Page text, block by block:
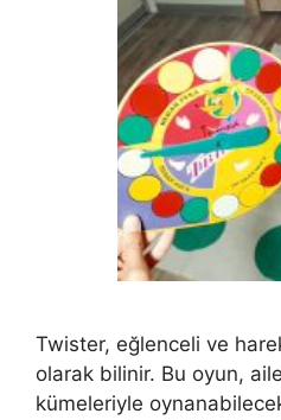
Twister, eğlenceli ve
olarak bilinir. Bu oyun,
kümeleriyle